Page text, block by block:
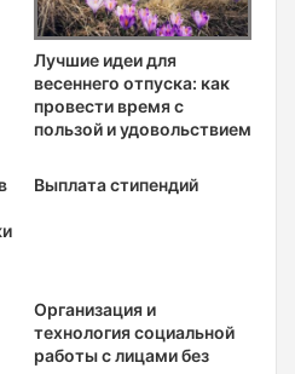
Лучшие идеи для
весеннего отпуска: как
провести время с
пользой и удовольствием
Выплата стипендий
Организация и
технология социальной
работы с лицами без